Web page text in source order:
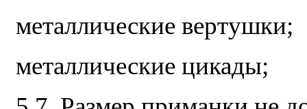
металлические вертушки;
металлические цикады;